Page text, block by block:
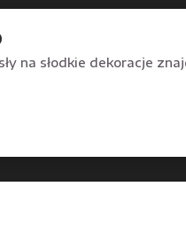
na słodkie dekoracje